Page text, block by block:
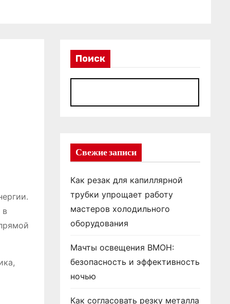
в
Поиск
Свежие записи
Как резак для капиллярной
трубки упрощает работу
мастеров холодильного
оборудования
Мачты освещения ВМОН:
безопасность и эффективность
ночью
Как согласовать резку металла